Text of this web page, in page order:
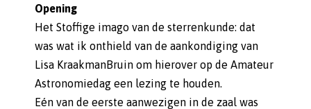
Opening
Het Stoffige imago van de sterrenkunde: dat
was wat ik onthield van de aankondiging van
Lisa KraakmanBruin om hierover op de Amateur
Astronomiedag een lezing te houden.
Eén van de eerste aanwezigen in de zaal was